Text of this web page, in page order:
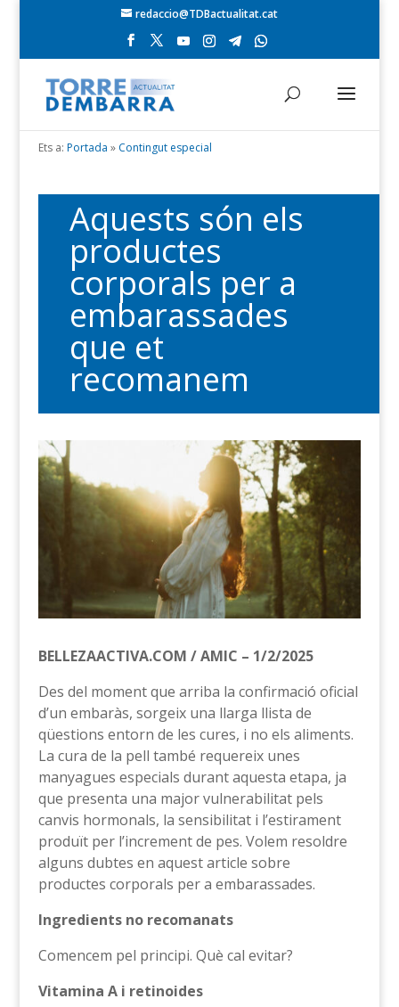
redaccio@TDBactualitat.cat
Ets a: Portada » Contingut especial
Aquests són els
productes
corporals per a
embarassades
que et
recomanem
BELLEZAACTIVA.COM / AMIC – 1/2/2025
Des del moment que arriba la confirmació oficial
d’un embaràs, sorgeix una llarga llista de
qüestions entorn de les cures, i no els aliments.
La cura de la pell també requereix unes
manyagues especials durant aquesta etapa, ja
que presenta una major vulnerabilitat pels
canvis hormonals, la sensibilitat i l’estirament
produït per l’increment de pes. Volem resoldre
alguns dubtes en aquest article sobre
productes corporals per a embarassades.
Ingredients no recomanats
Comencem pel principi. Què cal evitar?
Vitamina A i retinoides